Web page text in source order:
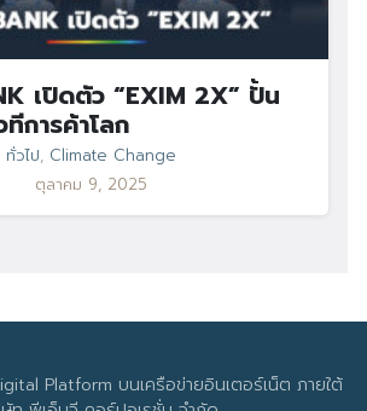
เปิดตัว “EXIM 2X” ปั้น
ทีการค้าโลก
ทั่วไป, Climate Change
ตุลาคม 9, 2025
Platform บนเครือข่ายอินเตอร์เน็ต ภายใต้